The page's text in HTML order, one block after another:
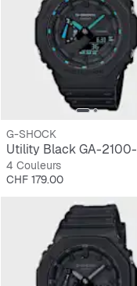
G-SHOCK
4 Couleurs
Prix
CHF 179.00